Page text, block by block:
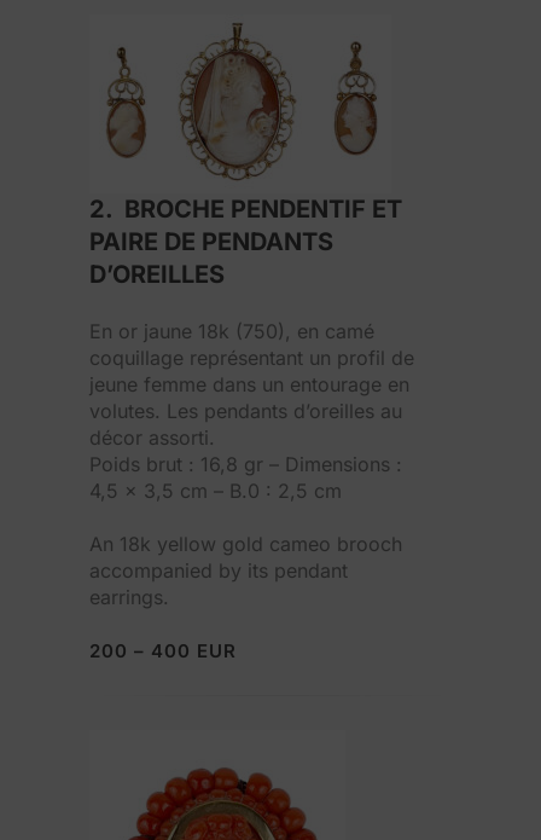
2. BROCHE PENDENTIF ET
PAIRE DE PENDANTS
D’OREILLES
En or jaune 18k (750), en camé
coquillage représentant un profil de
jeune femme dans un entourage en
volutes. Les pendants d’oreilles au
décor assorti.
Poids brut : 16,8 gr – Dimensions :
4,5 x 3,5 cm – B.0 : 2,5 cm
An 18k yellow gold cameo brooch
accompanied by its pendant
earrings.
200 – 400 EUR